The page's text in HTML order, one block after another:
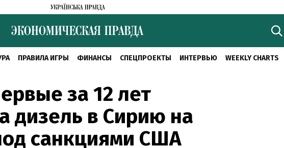
ПРАВИЛА ИГРЫ ФИНАНСЫ СПЕЦПРОЕКТЫ ИНТЕРВЬЮ WEEKLY CHARTS
за 12 лет
дизель в Сирию на
санкциями США